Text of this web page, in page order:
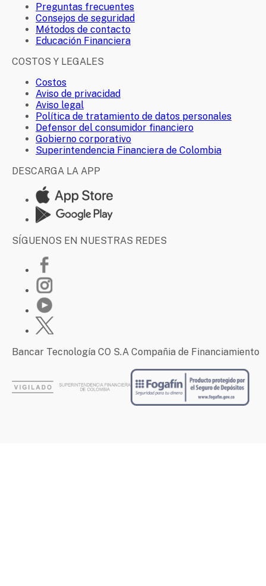
Preguntas frecuentes
Consejos de seguridad
Métodos de contacto
Educación Financiera
COSTOS Y LEGALES
Costos
Aviso de privacidad
Aviso legal
Política de tratamiento de datos personales
Defensor del consumidor financiero
Gobierno corporativo
Superintendencia Financiera de Colombia
DESCARGA LA APP
SÍGUENOS EN NUESTRAS REDES
Bancar Tecnología CO S.A Compañia de Financiamiento